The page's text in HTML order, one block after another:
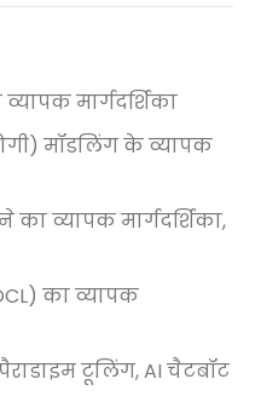
मार्गदर्शिका
मॉडलिंग के व्यापक
का व्यापक मार्गदर्शिका,
का व्यापक
टूलिंग, AI चैटबॉट